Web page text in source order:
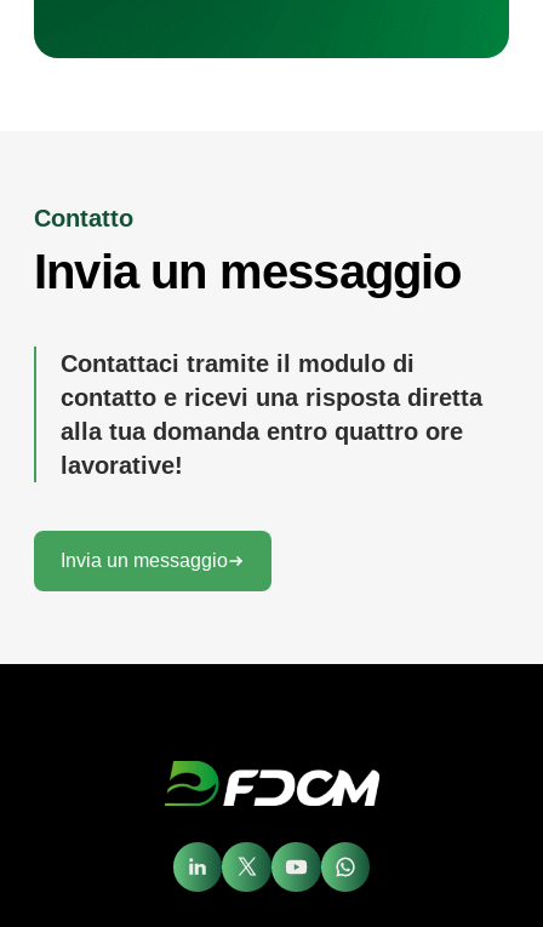
Contatto
Invia un messaggio
Contattaci tramite il modulo di
contatto e ricevi una risposta diretta
alla tua domanda entro quattro ore
lavorative!
Invia un messaggio